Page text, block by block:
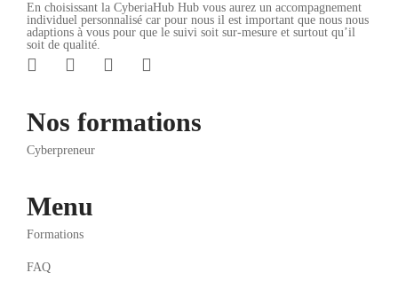
En choisissant la CyberiaHub Hub vous aurez un accompagnement
individuel personnalisé car pour nous il est important que nous nous
adaptions à vous pour que le suivi soit sur-mesure et surtout qu’il
soit de qualité.
Nos formations
Cyberpreneur
Menu
Formations
FAQ